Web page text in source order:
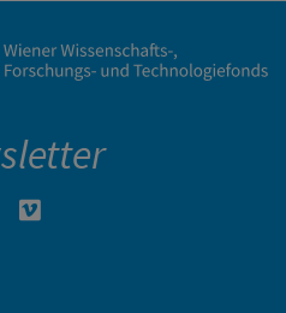
Linkedin in neuem Fenster öffnen